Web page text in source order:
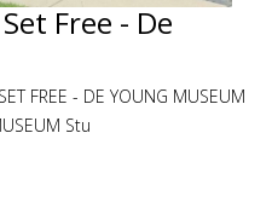
Free - De
FREE - DE YOUNG MUSEUM
Stu